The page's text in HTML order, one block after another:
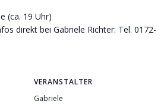
(ca. 19 Uhr)
direkt bei Gabriele Richter: Tel. 0172-
VERANSTALTER
Gabriele